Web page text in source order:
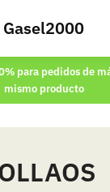
Gasel2000
para pedidos de
mismo producto